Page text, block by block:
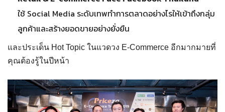
ใช้ Social Media ระดับเทพทำการตลาดอย่างไรให้เข้าถึงกลุ่ม
ลูกค้าและสร้างยอดขายอย่างยั่งยืน
และประเด็น Hot Topic ในแวดวง E-Commerce อีกมากมายที่
คุณต้องรู้ในปีหน้า